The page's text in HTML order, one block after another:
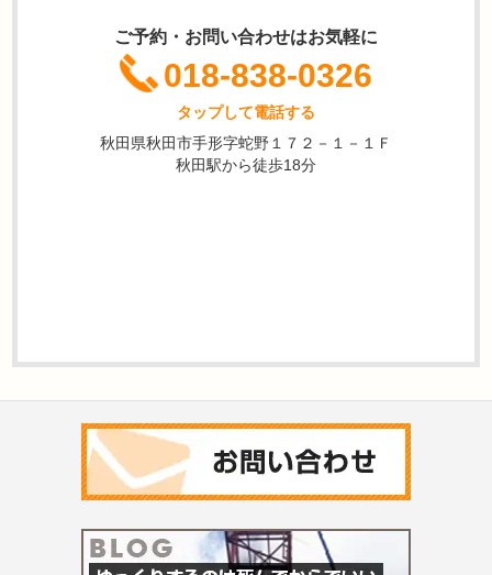
ご予約・お問い合わせはお気軽に
018-838-0326
タップして電話する
秋田県秋田市手形字蛇野１７２－１－１Ｆ
秋田駅から徒歩18分